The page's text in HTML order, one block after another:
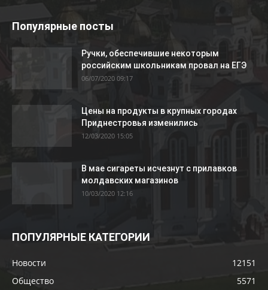
Популярные посты
Ручки, обеспечившие некоторым
российским школьникам провал на ЕГЭ
06/07/2020 09:17
Цены на продукты в крупных городах
Приднестровья изменились
12/03/2020 15:05
В мае сигареты исчезнут с прилавков
молдавских магазинов
10/03/2020 12:16
ПОПУЛЯРНЫЕ КАТЕГОРИИ
Новости
12151
Общество
5571